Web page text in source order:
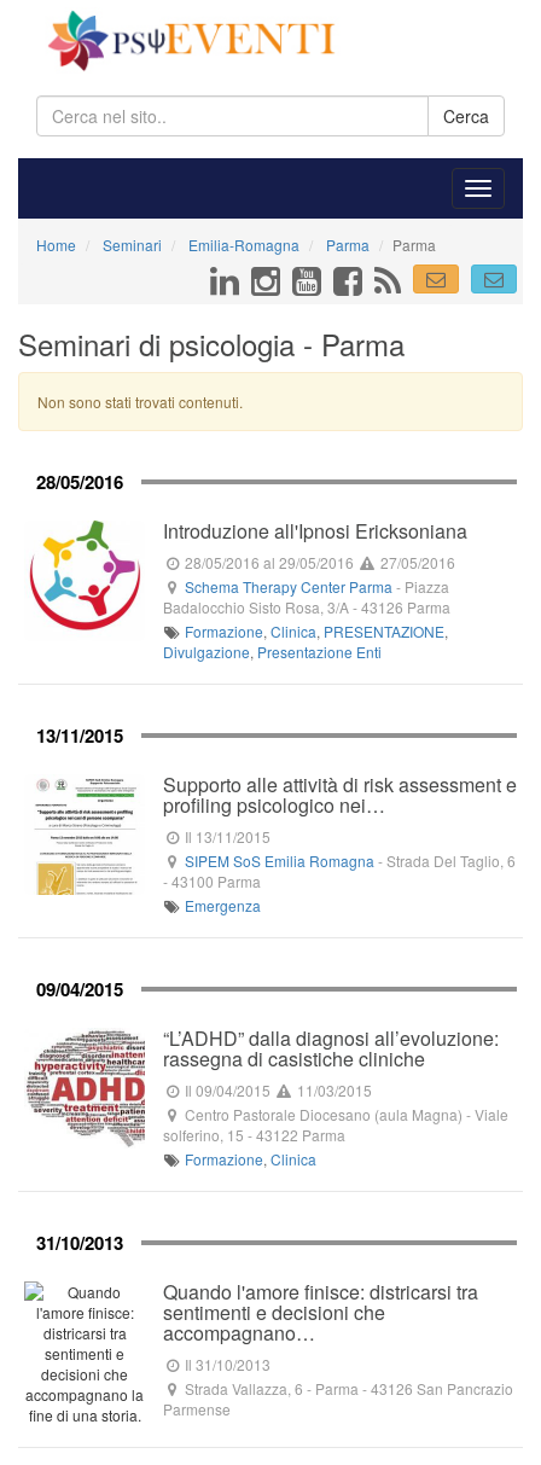
Cerca
Home Seminari Emilia-Romagna Parma Parma
Seminari di psicologia - Parma
Non sono stati trovati contenuti.
28/05/2016
Introduzione all'Ipnosi Ericksoniana
28/05/2016 al 29/05/2016
27/05/2016
Schema Therapy Center Parma - Piazza
Badalocchio Sisto Rosa, 3/A-43126 Parma
Formazione,Clinica, PRESENTAZIONE,
Divulgazione, Presentazione Enti
13/11/2015
Supporto alle attività di risk assessment e
profiling psicologico nei…
Il 13/11/2015
SIPEM SoS Emilia Romagna -Strada Del Taglio, 6
-43100 Parma
Emergenza
09/04/2015
“L’ADHD” dalla diagnosi all’evoluzione:
rassegna di casistiche cliniche
Il 09/04/2015
11/03/2015
Centro Pastorale Diocesano (aula Magna) -Viale
solferino, 15 -43122 Parma
Formazione,Clinica
31/10/2013
Quando l'amore finisce: districarsi tra
sentimenti e decisioni che
accompagnano…
Il 31/10/2013
Strada Vallazza, 6 - Parma -43126 San Pancrazio
Parmense